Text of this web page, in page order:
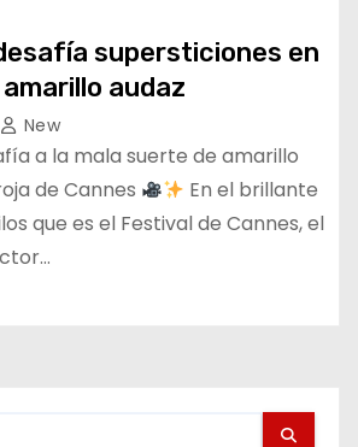
supersticiones en
audaz
New
a la mala suerte de amarillo
de Cannes
En el brillante
que es el Festival de Cannes, el